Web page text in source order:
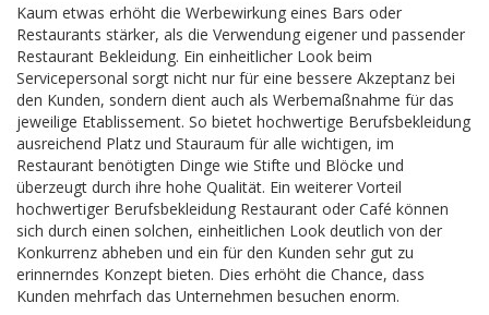
Kaum etwas erhöht die Werbewirkung eines Bars oder
Restaurants stärker, als die Verwendung eigener und passender
Restaurant Bekleidung. Ein einheitlicher Look beim
Servicepersonal sorgt nicht nur für eine bessere Akzeptanz bei
den Kunden, sondern dient auch als Werbemaßnahme für das
jeweilige Etablissement. So bietet hochwertige Berufsbekleidung
ausreichend Platz und Stauraum für alle wichtigen, im
Restaurant benötigten Dinge wie Stifte und Blöcke und
überzeugt durch ihre hohe Qualität. Ein weiterer Vorteil
hochwertiger Berufsbekleidung Restaurant oder Café können
sich durch einen solchen, einheitlichen Look deutlich von der
Konkurrenz abheben und ein für den Kunden sehr gut zu
erinnerndes Konzept bieten. Dies erhöht die Chance, dass
Kunden mehrfach das Unternehmen besuchen enorm.